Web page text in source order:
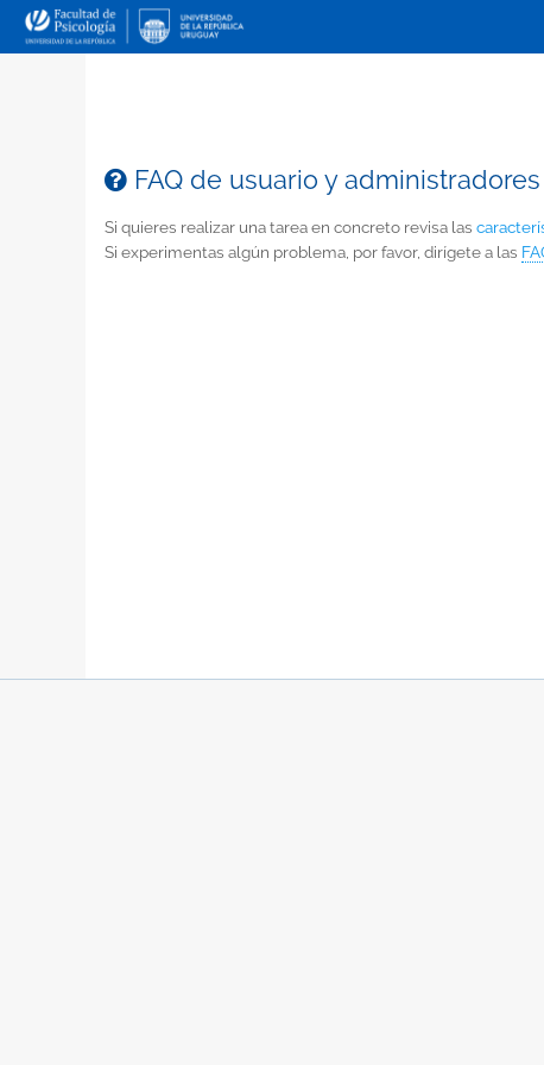
FAQ de usuario y administradores
Si quieres realizar una tarea en concreto revisa las
Si experimentas algún problema, por favor, dirígete a las